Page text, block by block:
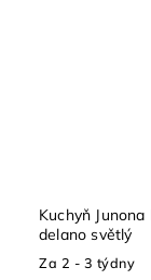
Kuchyň
delano světlý
Za 2 - 3 týdny